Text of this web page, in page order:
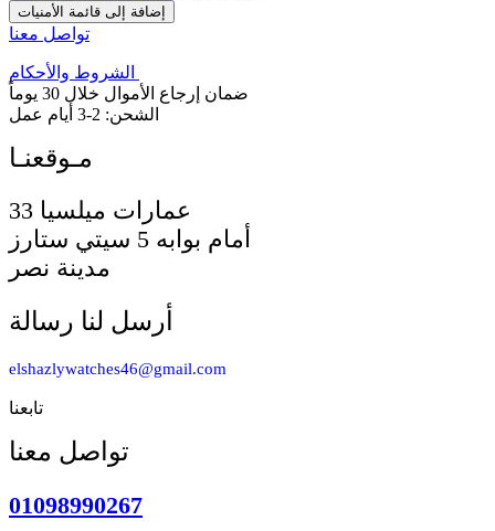
إضافة إلى قائمة الأمنيات
تواصل معنا
الشروط والأحكام
ضمان إرجاع الأموال خلال 30 يوماً
الشحن: 2-3 أيام عمل
أمام بوابه 5 سيتي ستارز
مدينة نصر
أرسل لنا رسالة
elshazlywatches46@gmail.com
تابعنا
تواصل معنا
01098990267